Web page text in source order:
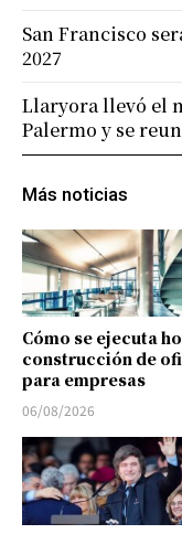
Más noticias
Cómo se ejecuta
construcción de
para empresas
06/08/2026
San Francisco
2027
Llaryora llevó el
Palermo y se